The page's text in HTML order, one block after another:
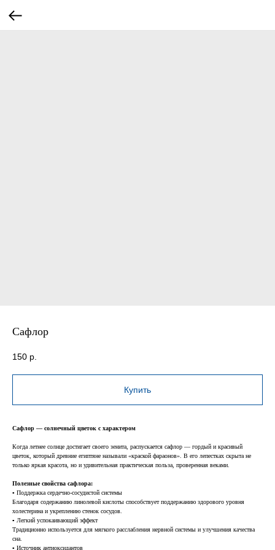
Сафлор
150 р.
Купить
Сафлор — солнечный цветок с характером
Когда летнее солнце достигает своего зенита, распускается сафлор — гордый и красивый
цветок, который древние египтяне называли «краской фараонов». В его лепестках скрыта не
только яркая красота, но и удивительная практическая польза, проверенная веками.
Полезные свойства сафлора:
▪️ Поддержка сердечно-сосудистой системы
Благодаря содержанию линолевой кислоты способствует поддержанию здорового уровня
холестерина и укреплению стенок сосудов.
▪️ Легкий успокаивающий эффект
Традиционно используется для мягкого расслабления нервной системы и улучшения качества
сна.
▪️ Источник антиоксидантов